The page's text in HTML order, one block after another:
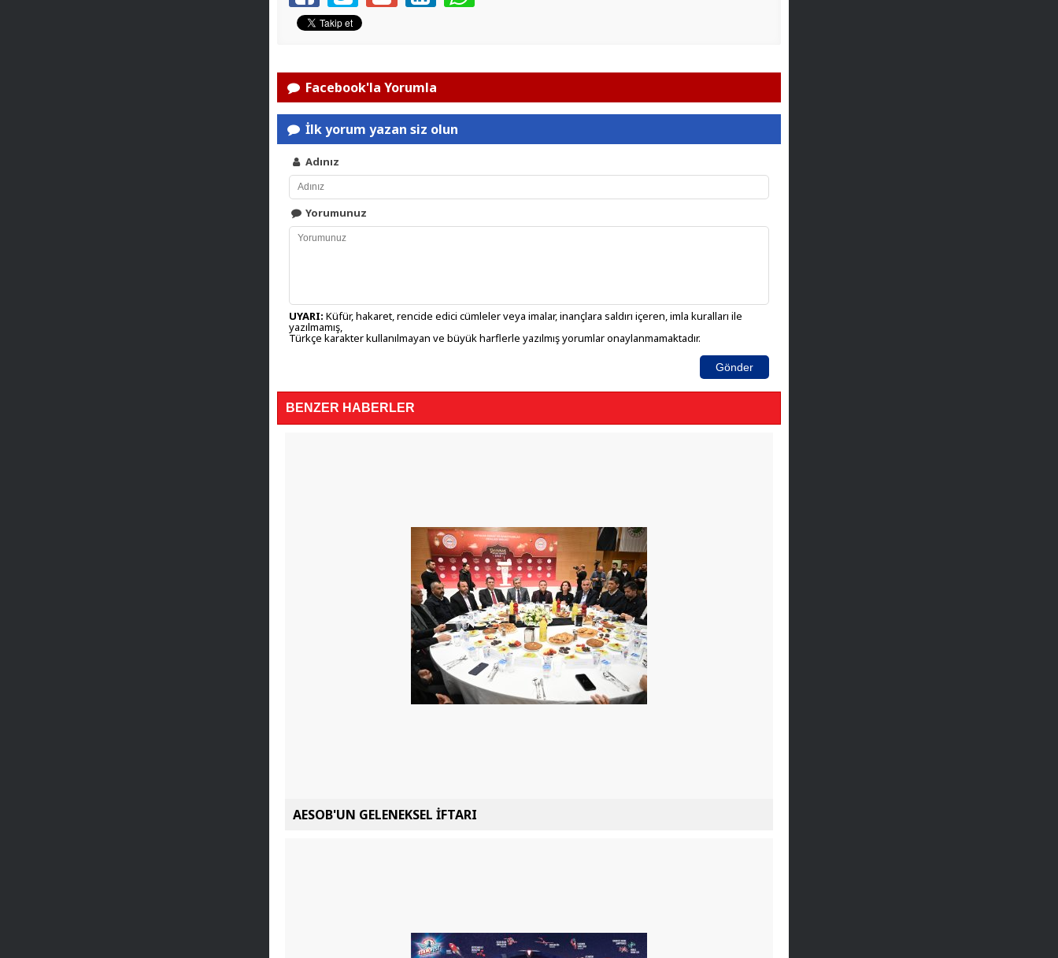
Facebook'la Yorumla
İlk yorum yazan siz olun
Adınız
Yorumunuz
UYARI: Küfür, hakaret, rencide edici cümleler veya imalar, inançlara saldırı içeren, imla kuralları ile
yazılmamış,
Türkçe karakter kullanılmayan ve büyük harflerle yazılmış yorumlar onaylanmamaktadır.
Gönder
BENZER HABERLER
AESOB'UN GELENEKSEL İFTARI